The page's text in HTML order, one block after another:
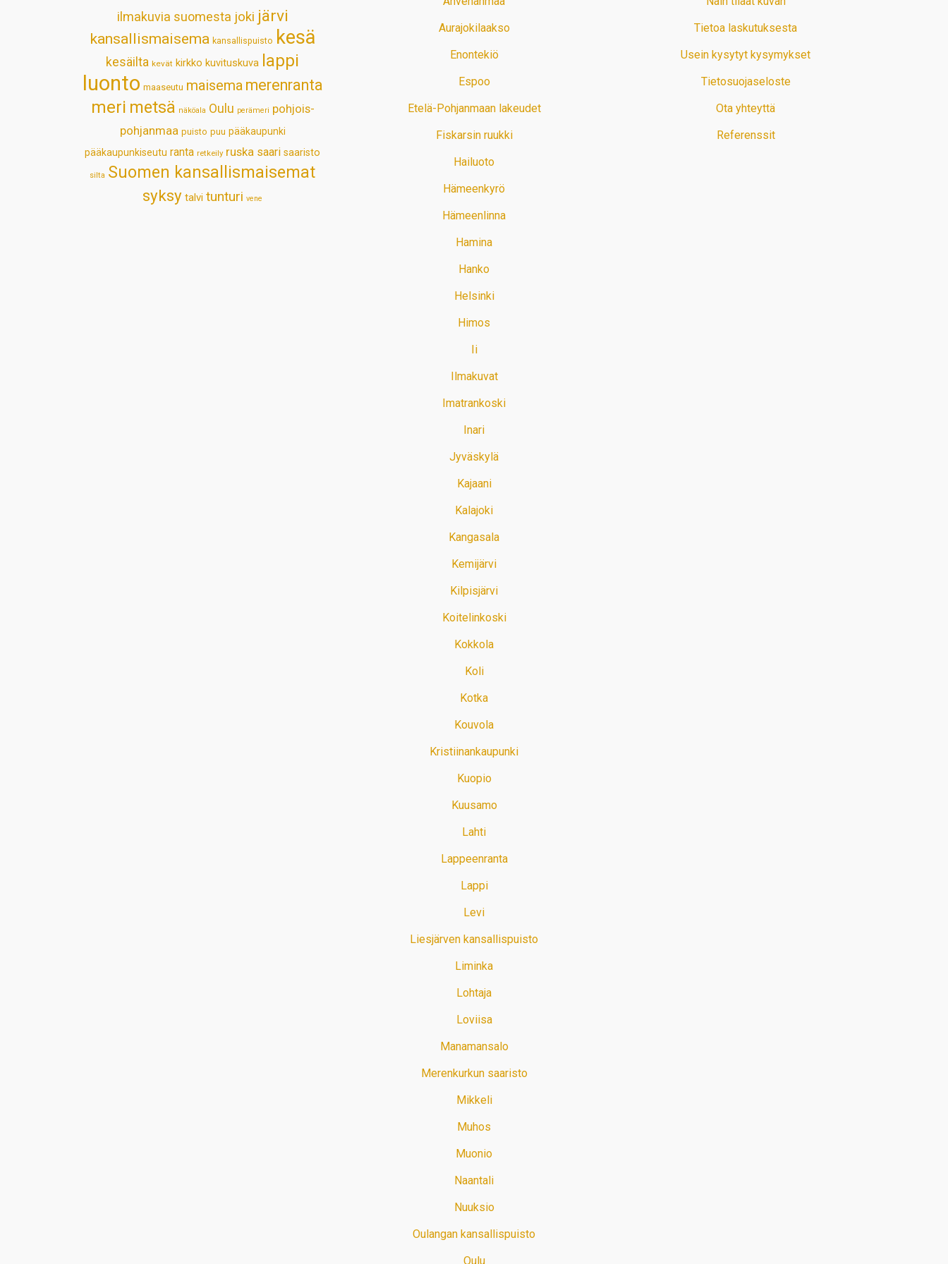
ilmakuvia suomesta joki järvi
kansallismaisema kansallispuisto kesä
kesäilta kevät kirkko kuvituskuva lappi
luonto maaseutu maisema merenranta
meri metsä näköala Oulu perämeri pohjois-
pohjanmaa puisto puu pääkaupunki
pääkaupunkiseutu ranta retkeily ruska saari saaristo
silta Suomen kansallismaisemat
syksy talvi tunturi vene
Aurajokilaakso
Enontekiö
Espoo
Etelä-Pohjanmaan lakeudet
Fiskarsin ruukki
Hailuoto
Hämeenkyrö
Hämeenlinna
Hamina
Hanko
Helsinki
Himos
Ii
Ilmakuvat
Imatrankoski
Inari
Jyväskylä
Kajaani
Kalajoki
Kangasala
Kemijärvi
Kilpisjärvi
Koitelinkoski
Kokkola
Koli
Kotka
Kouvola
Kristiinankaupunki
Kuopio
Kuusamo
Lahti
Lappeenranta
Lappi
Levi
Liesjärven kansallispuisto
Liminka
Lohtaja
Loviisa
Manamansalo
Merenkurkun saaristo
Mikkeli
Muhos
Muonio
Naantali
Nuuksio
Oulangan kansallispuisto
Oulu
Tietoa laskutuksesta
Usein kysytyt kysymykset
Tietosuojaseloste
Ota yhteyttä
Referenssit